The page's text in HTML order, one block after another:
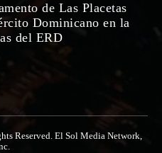
de Las Placetas
Dominicano en la
del ERD
Reserved. El Sol Media Network,